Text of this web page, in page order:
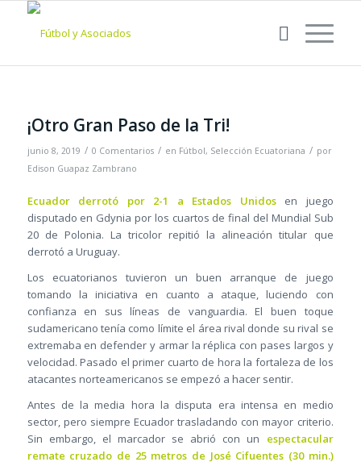
¡Otro Gran Paso de la Tri!
junio 8, 2019 / 0 Comentarios / en Fútbol, Selección Ecuatoriana / por
Edison Guapaz Zambrano
Ecuador derrotó por 2-1 a Estados Unidosen juego
disputado en Gdynia por los cuartos de final del Mundial Sub
20 de Polonia. La tricolor repitió la alineación titular que
derrotó a Uruguay.
Los ecuatorianos tuvieron un buen arranque de juego
tomando la iniciativa en cuanto a ataque, luciendo con
confianza en sus líneas de vanguardia. El buen toque
sudamericano tenía como límite el área rival donde su rival se
extremaba en defender y armar la réplica con pases largos y
velocidad. Pasado el primer cuarto de hora la fortaleza de los
atacantes norteamericanos se empezó a hacer sentir.
Antes de la media hora la disputa era intensa en medio
sector, pero siempre Ecuador trasladando con mayor criterio.
Sin embargo, el marcador se abrió con un espectacular
remate cruzado de 25 metros de José Cifuentes (30 min.)